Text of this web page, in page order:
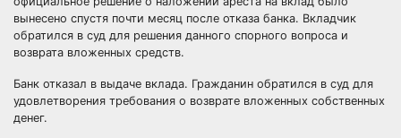
вынесено спустя почти месяц после отказа банка. Вкладчик
обратился в суд для решения данного спорного вопроса и
возврата вложенных средств.
Банк отказал в выдаче вклада. Гражданин обратился в суд для
удовлетворения требования о возврате вложенных собственных
денег.